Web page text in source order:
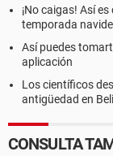
¡No caigas! Así
temporada
Así puedes
aplicación
Los científicos
antigüedad en
CONSULTA